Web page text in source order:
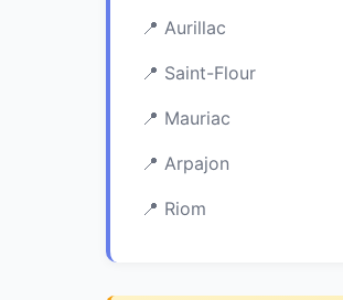
Aurillac
Saint-Flour
Mauriac
Arpajon
Riom